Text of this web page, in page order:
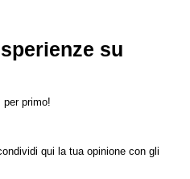
su
per primo!
qui la tua opinione con gli